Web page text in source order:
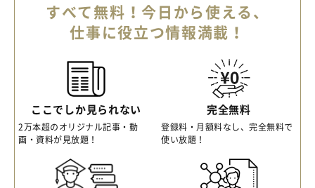
すべて無料！今日から使える、
仕事に役立つ情報満載！
ここでしか見られない
2万本超のオリジナル記事・動
画・資料が見放題！
完全無料
登録料・月額料なし、完全無料で
使い放題！